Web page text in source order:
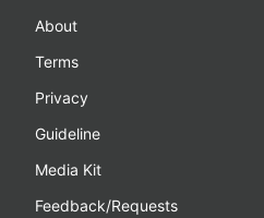
About
Terms
Privacy
Guideline
Media Kit
Feedback/Requests